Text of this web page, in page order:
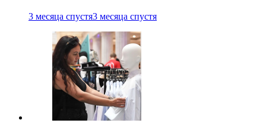
3 месяца спустя3 месяца спустя